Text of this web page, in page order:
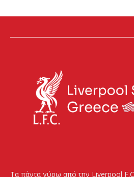
Τα πάντα γύρω από την Liverpool